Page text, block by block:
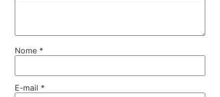
Nome *
E-mail *